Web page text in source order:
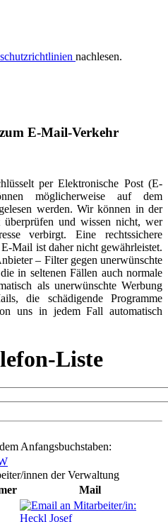
nachlesen.
E-Mail-Verkehr
per Elektronische Post (E-
möglicherweise auf dem
werden. Wir können in der
und wissen nicht, wer
verbirgt. Eine rechtssichere
Mail ist daher nicht gewährleistet.
– Filter gegen unerwünschte
in seltenen Fällen auch normale
als unerwünschte Werbung
die schädigende Programme
uns in jedem Fall automatisch
Liste
Anfangsbuchstaben:
innen der Verwaltung
Mail